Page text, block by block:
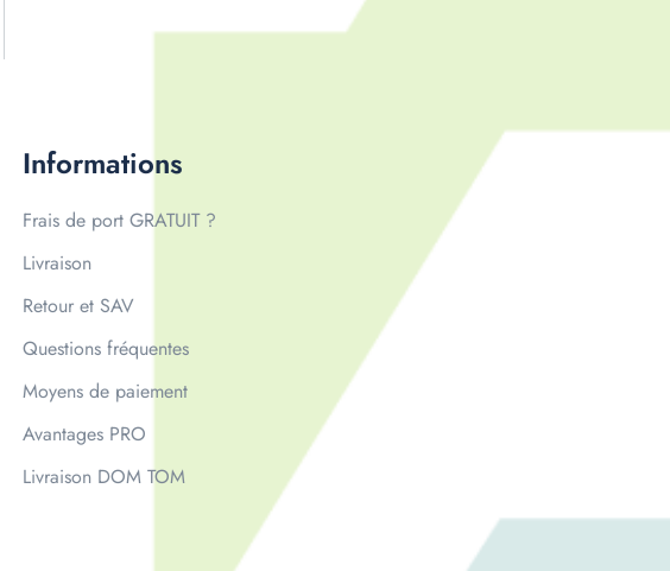
Informations
Frais de port GRATUIT ?
Livraison
Retour et SAV
Questions fréquentes
Moyens de paiement
Avantages PRO
Livraison DOM TOM